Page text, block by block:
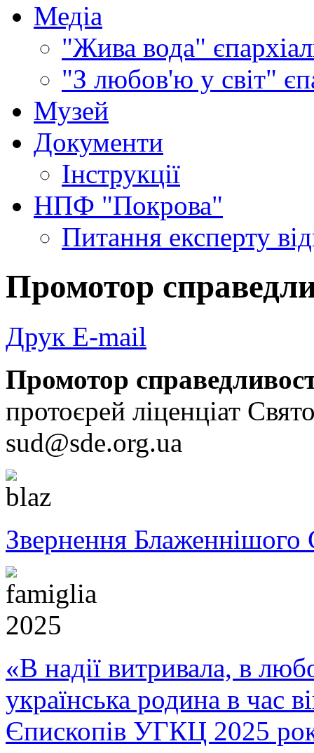
Медіа
"Жива вода"
"З любов'ю у світ"
Музей
Документи
Інструкції
НПФ "Покрова"
Питання експерту
Промотор
Друк E-mail
Промотор
протоєрей ліценціат
sud@sde.org.ua
Звернення Блаженнішого
«В надії витривала, в
українська родина в час
Єпископів УГКЦ 2025